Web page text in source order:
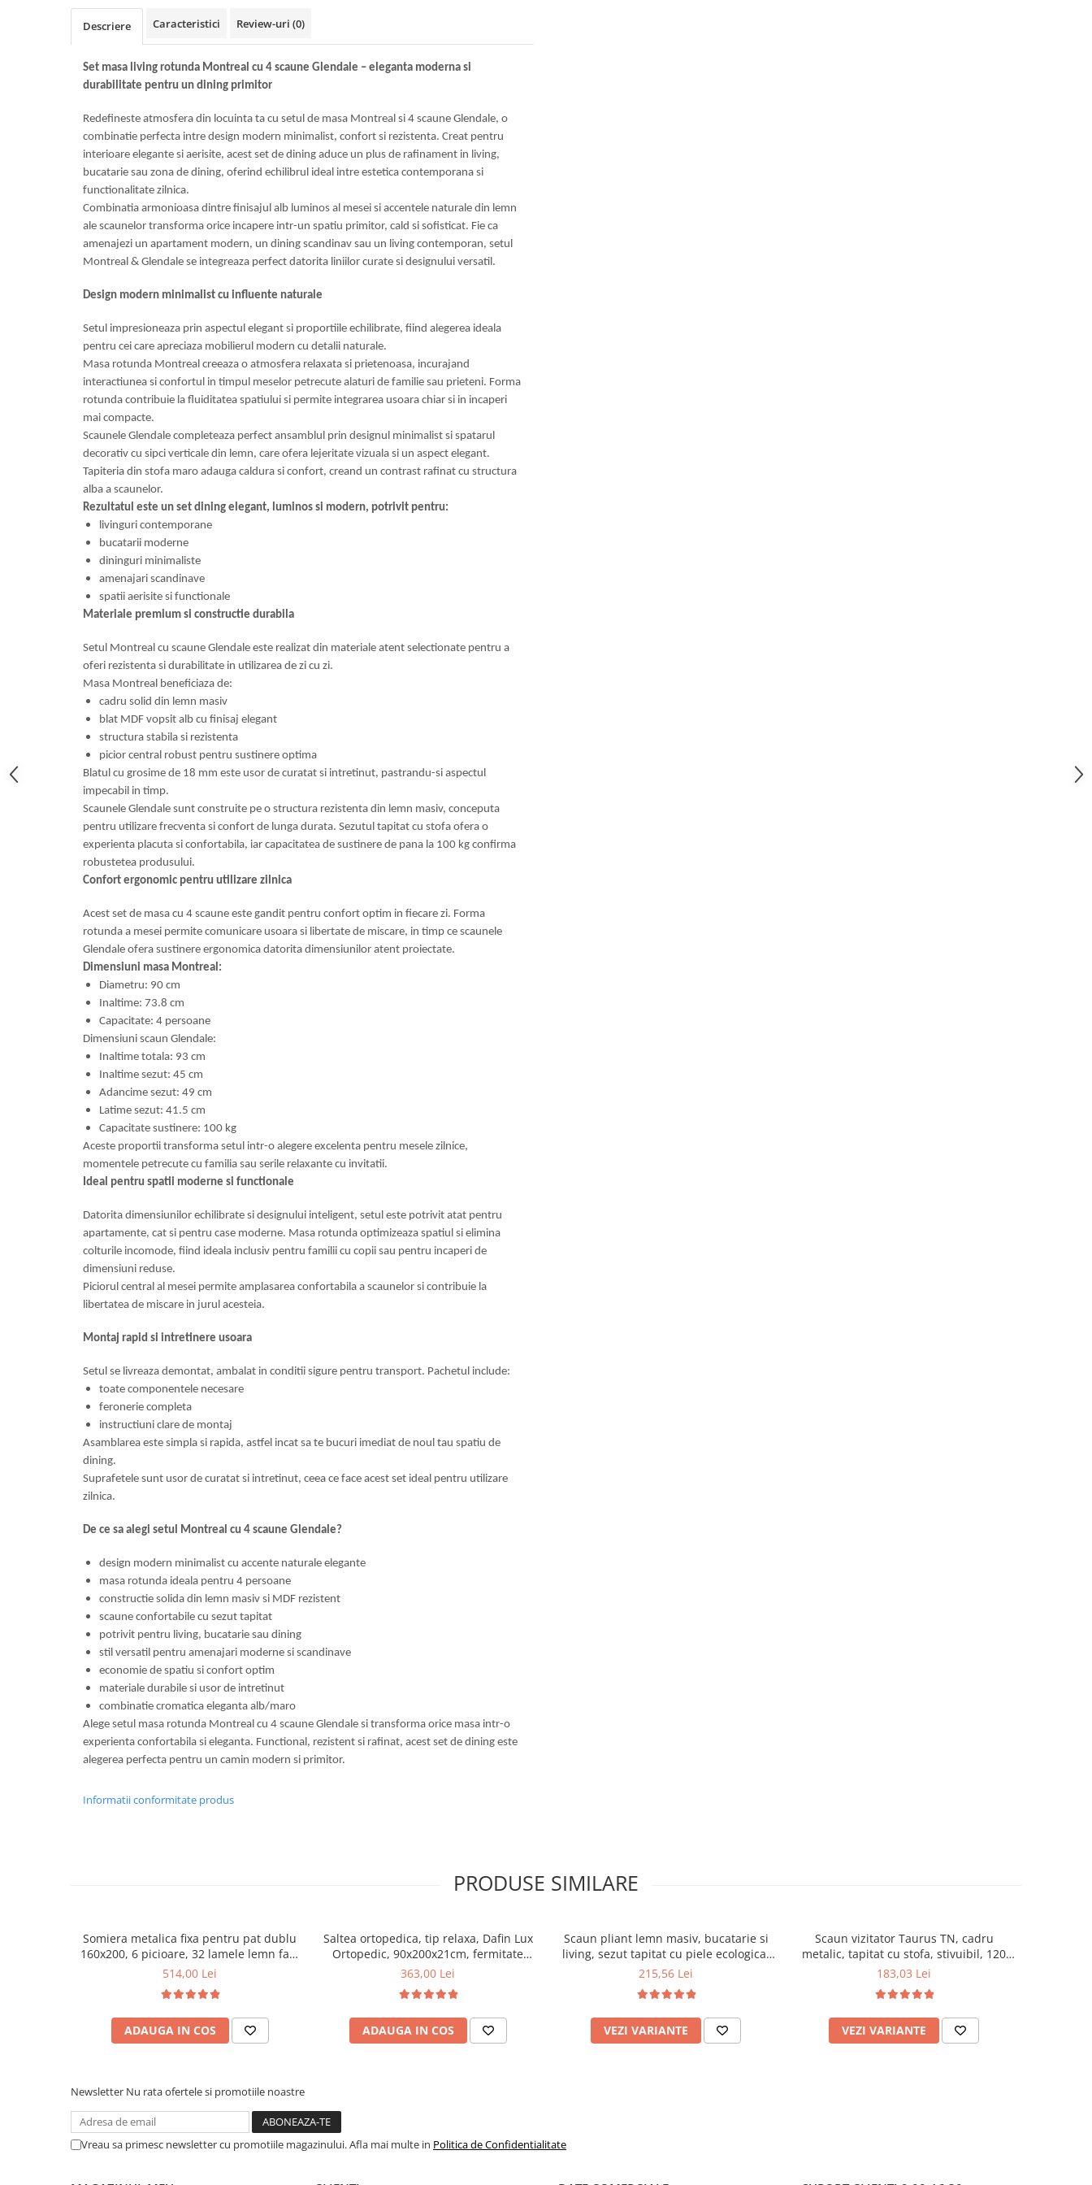
Top saltele 10 cm
Top saltele memory 5 cm
Top saltele MemoHR 6.5 cm
Saltele ieftine
Saltele cu plasa de arcuri
Saltele cu spuma
Scaune manager
Mobilier bucatarie
Mese bucatarie
Scaune pentru bucatarie
Seturi mese si scaune bucatarie
Suporturi si rafturi pantofi
Portmantouri
Seturi mobilier hol
Suport pentru umerase
Mobilier gradinita
Mese gradinita
Scaune gradinita
Set mese si scaune gradinita
Mobilier copii
Mobila camera copii
Scaune birou pentru copii
Saltele patuturi copii
Masa si scaune gradinita
Seturi comode living si dormitor
Descriere Caracteristici Review-uri (0)
Set masa living rotunda Montreal cu 4 scaune Glendale – eleganta moderna si
durabilitate pentru un dining primitor
Redefineste atmosfera din locuinta ta cu setul de masa Montreal si 4 scaune Glendale, o
combinatie perfecta intre design modern minimalist, confort si rezistenta. Creat pentru
interioare elegante si aerisite, acest set de dining aduce un plus de rafinament in living,
bucatarie sau zona de dining, oferind echilibrul ideal intre estetica contemporana si
functionalitate zilnica.
Combinatia armonioasa dintre finisajul alb luminos al mesei si accentele naturale din lemn
ale scaunelor transforma orice incapere intr-un spatiu primitor, cald si sofisticat. Fie ca
amenajezi un apartament modern, un dining scandinav sau un living contemporan, setul
Montreal & Glendale se integreaza perfect datorita liniilor curate si designului versatil.
Design modern minimalist cu influente naturale
Setul impresioneaza prin aspectul elegant si proportiile echilibrate, fiind alegerea ideala
pentru cei care apreciaza mobilierul modern cu detalii naturale.
Masa rotunda Montreal creeaza o atmosfera relaxata si prietenoasa, incurajand
interactiunea si confortul in timpul meselor petrecute alaturi de familie sau prieteni. Forma
rotunda contribuie la fluiditatea spatiului si permite integrarea usoara chiar si in incaperi
mai compacte.
Scaunele Glendale completeaza perfect ansamblul prin designul minimalist si spatarul
decorativ cu sipci verticale din lemn, care ofera lejeritate vizuala si un aspect elegant.
Tapiteria din stofa maro adauga caldura si confort, creand un contrast rafinat cu structura
alba a scaunelor.
Rezultatul este un set dining elegant, luminos si modern, potrivit pentru:
livinguri contemporane
bucatarii moderne
dininguri minimaliste
amenajari scandinave
spatii aerisite si functionale
Materiale premium si constructie durabila
Setul Montreal cu scaune Glendale este realizat din materiale atent selectionate pentru a
oferi rezistenta si durabilitate in utilizarea de zi cu zi.
Masa Montreal beneficiaza de:
cadru solid din lemn masiv
blat MDF vopsit alb cu finisaj elegant
structura stabila si rezistenta
picior central robust pentru sustinere optima
Blatul cu grosime de 18 mm este usor de curatat si intretinut, pastrandu-si aspectul
impecabil in timp.
Scaunele Glendale sunt construite pe o structura rezistenta din lemn masiv, conceputa
pentru utilizare frecventa si confort de lunga durata. Sezutul tapitat cu stofa ofera o
experienta placuta si confortabila, iar capacitatea de sustinere de pana la 100 kg confirma
robustetea produsului.
Confort ergonomic pentru utilizare zilnica
Acest set de masa cu 4 scaune este gandit pentru confort optim in fiecare zi. Forma
rotunda a mesei permite comunicare usoara si libertate de miscare, in timp ce scaunele
Glendale ofera sustinere ergonomica datorita dimensiunilor atent proiectate.
Dimensiuni masa Montreal:
Diametru: 90 cm
Inaltime: 73.8 cm
Capacitate: 4 persoane
Dimensiuni scaun Glendale:
Inaltime totala: 93 cm
Inaltime sezut: 45 cm
Adancime sezut: 49 cm
Latime sezut: 41.5 cm
Capacitate sustinere: 100 kg
Aceste proportii transforma setul intr-o alegere excelenta pentru mesele zilnice,
momentele petrecute cu familia sau serile relaxante cu invitatii.
Ideal pentru spatii moderne si functionale
Datorita dimensiunilor echilibrate si designului inteligent, setul este potrivit atat pentru
apartamente, cat si pentru case moderne. Masa rotunda optimizeaza spatiul si elimina
colturile incomode, fiind ideala inclusiv pentru familii cu copii sau pentru incaperi de
dimensiuni reduse.
Piciorul central al mesei permite amplasarea confortabila a scaunelor si contribuie la
libertatea de miscare in jurul acesteia.
Montaj rapid si intretinere usoara
Setul se livreaza demontat, ambalat in conditii sigure pentru transport. Pachetul include:
toate componentele necesare
feronerie completa
instructiuni clare de montaj
Asamblarea este simpla si rapida, astfel incat sa te bucuri imediat de noul tau spatiu de
dining.
Suprafetele sunt usor de curatat si intretinut, ceea ce face acest set ideal pentru utilizare
zilnica.
De ce sa alegi setul Montreal cu 4 scaune Glendale?
design modern minimalist cu accente naturale elegante
masa rotunda ideala pentru 4 persoane
constructie solida din lemn masiv si MDF rezistent
scaune confortabile cu sezut tapitat
potrivit pentru living, bucatarie sau dining
stil versatil pentru amenajari moderne si scandinave
economie de spatiu si confort optim
materiale durabile si usor de intretinut
combinatie cromatica eleganta alb/maro
Alege setul masa rotunda Montreal cu 4 scaune Glendale si transforma orice masa intr-o
experienta confortabila si eleganta. Functional, rezistent si rafinat, acest set de dining este
alegerea perfecta pentru un camin modern si primitor.
Informatii conformitate produs
PRODUSE SIMILARE
Somiera metalica fixa pentru pat dublu
160x200, 6 picioare, 32 lamele lemn fag,
benzi textile, suport saltea ferm, negru
514,00 Lei
ADAUGA IN COS
Saltea ortopedica, tip relaxa, Dafin Lux
Ortopedic, 90x200x21cm, fermitate
medie, cu plasa de arcuri tip Bonell, fata
Salt Confort
363,00 Lei
ADAUGA IN COS
Scaun pliant lemn masiv, bucatarie si
living, sezut tapitat cu piele ecologica,
100 kg, cires
215,56 Lei
VEZI VARIANTE
Scaun vizitator Taurus TN, cadru
metalic, tapitat cu stofa, stivuibil, 120
kg, negru
183,03 Lei
VEZI VARIANTE
Newsletter Nu rata ofertele si promotiile noastre
Vreau sa primesc newsletter cu promotiile magazinului. Afla mai multe in Politica de Confidentialitate